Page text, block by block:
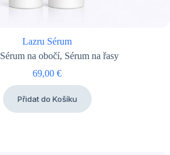
Lazru Sérum
Sérum na obočí, Sérum na řasy
69,00 €
Přidat do Košíku